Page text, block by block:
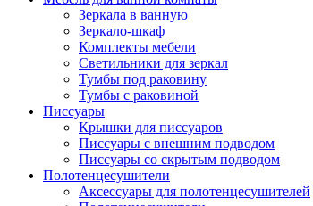
Зеркала в ванную
Зеркало-шкаф
Комплекты мебели
Светильники для зеркал
Тумбы под раковину
Тумбы с раковиной
Писсуары
Крышки для писсуаров
Писсуары с внешним подводом
Писсуары со скрытым подводом
Полотенцесушители
Аксессуары для полотенцесушителей